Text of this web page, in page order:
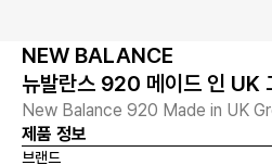
NEW BALANCE
뉴발란스 920 메이드 인 UK
New Balance 920 Made in UK
제품 정보
브랜드